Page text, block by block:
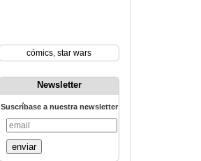
cómics, star wars
Newsletter
Suscríbase a nuestra newsletter
enviar